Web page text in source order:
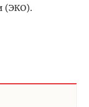
(ЭКО).